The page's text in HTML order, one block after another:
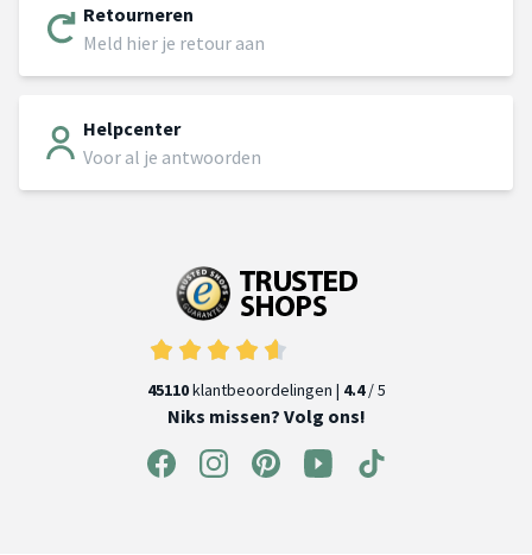
Retourneren
Meld hier je retour aan
Helpcenter
Voor al je antwoorden
45110klantbeoordelingen | 4.4/ 5
Niks missen? Volg ons!